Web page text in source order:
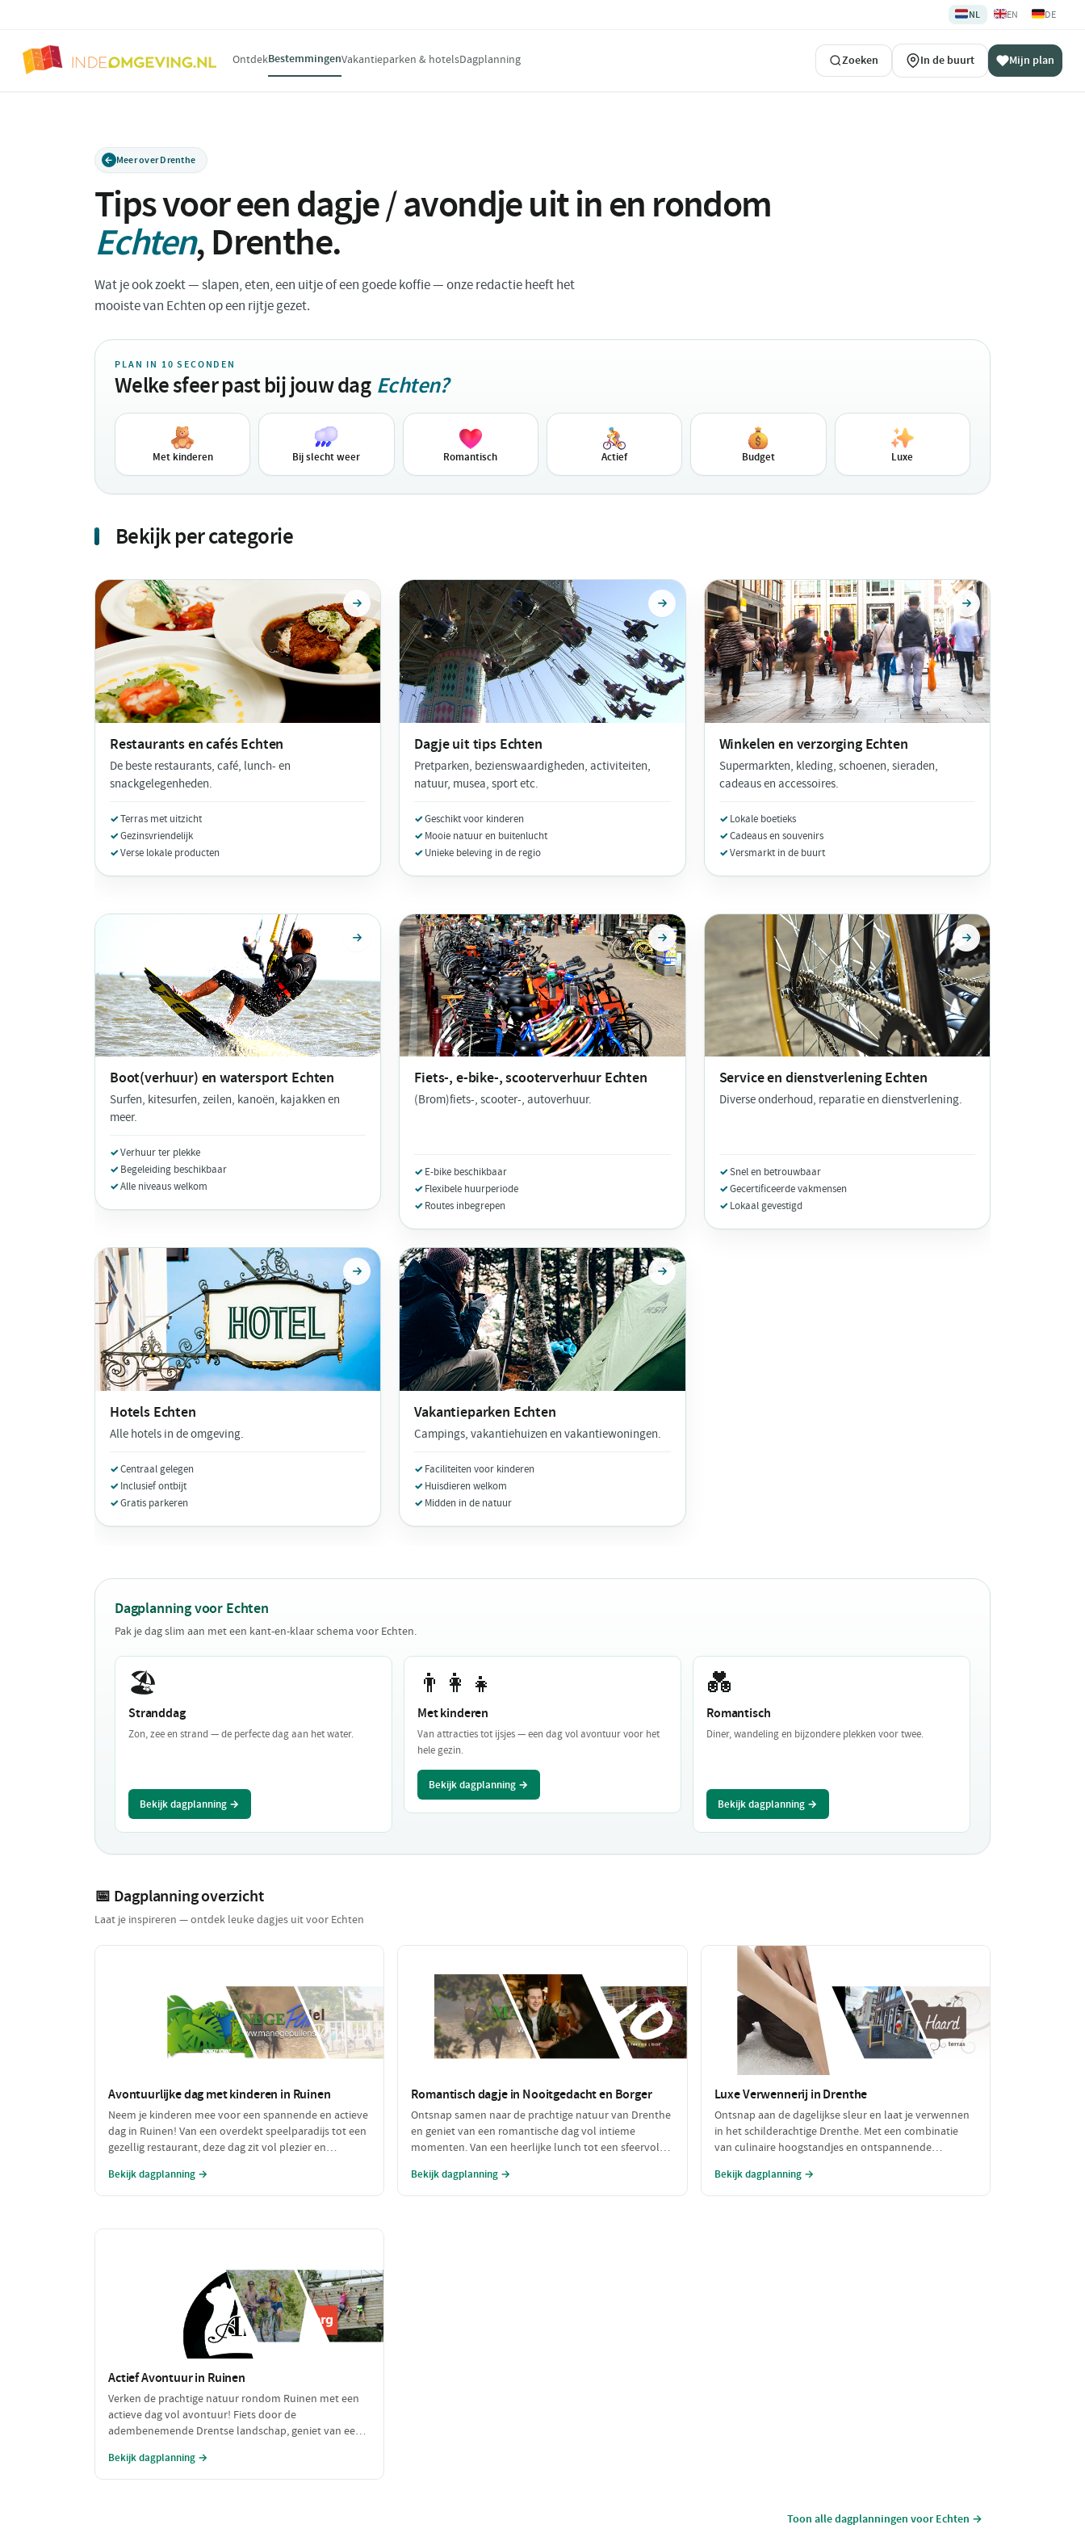
🇳🇱NL 🇬🇧EN 🇩🇪DE
OntdekBestemmingenVakantieparken & hotelsDagplanning Zoeken In de buurt Mijn plan
Meer over Drenthe
Tips voor een dagje / avondje uit in en rondom
Echten,Drenthe.
Wat je ook zoekt — slapen, eten, een uitje of een goede koffie — onze redactie heeft het
mooiste van Echten op een rijtje gezet.
PLAN IN 10 SECONDEN
Welke sfeer past bij jouw dag Echten?
Met kinderen Bij slecht weer Romantisch Actief Budget Luxe
Bekijk per categorie
Restaurants en cafésEchten
De beste restaurants, café, lunch- en
snackgelegenheden.
Terras met uitzicht
Gezinsvriendelijk
Verse lokale producten
Dagje uit tips Echten
Pretparken, bezienswaardigheden, activiteiten,
natuur, musea, sport etc.
Geschikt voor kinderen
Mooie natuur en buitenlucht
Unieke beleving in de regio
Winkelen en verzorging Echten
Supermarkten, kleding, schoenen, sieraden,
cadeaus en accessoires.
Lokale boetieks
Cadeaus en souvenirs
Versmarkt in de buurt
Boot(verhuur) en watersport Echten
Surfen, kitesurfen, zeilen, kanoën, kajakken en
meer.
Verhuur ter plekke
Begeleiding beschikbaar
Alle niveaus welkom
Fiets-, e-bike-, scooterverhuur Echten
(Brom)fiets-, scooter-, autoverhuur.
E-bike beschikbaar
Flexibele huurperiode
Routes inbegrepen
Service en dienstverlening Echten
Diverse onderhoud, reparatie en dienstverlening.
Snel en betrouwbaar
Gecertificeerde vakmensen
Lokaal gevestigd
Hotels Echten
Alle hotels in de omgeving.
Centraal gelegen
Inclusief ontbijt
Gratis parkeren
Vakantieparken Echten
Campings, vakantiehuizen en vakantiewoningen.
Faciliteiten voor kinderen
Huisdieren welkom
Midden in de natuur
Dagplanning voor Echten
Pak je dag slim aan met een kant-en-klaar schema voor Echten.
🏖️
Stranddag
Zon, zee en strand — de perfecte dag aan het water.
Bekijk dagplanning →
👨‍👩‍👧
Met kinderen
Van attracties tot ijsjes — een dag vol avontuur voor het
hele gezin.
Bekijk dagplanning →
💑
Romantisch
Diner, wandeling en bijzondere plekken voor twee.
Bekijk dagplanning →
📅 Dagplanning overzicht
Laat je inspireren — ontdek leuke dagjes uit voor Echten
Avontuurlijke dag met kinderen in Ruinen
Neem je kinderen mee voor een spannende en actieve
dag in Ruinen! Van een overdekt speelparadijs tot een
gezellig restaurant, deze dag zit vol plezier en
herinneringen willen maken!
Bekijk dagplanning →
Romantisch dagje in Nooitgedacht en Borger
Ontsnap samen naar de prachtige natuur van Drenthe
en geniet van een romantische dag vol intieme
momenten. Van een heerlijke lunch tot een sfeervol
naar verbinding en verwondering.
Bekijk dagplanning →
Luxe Verwennerij in Drenthe
Ontsnap aan de dagelijkse sleur en laat je verwennen
in het schilderachtige Drenthe. Met een combinatie
van culinaire hoogstandjes en ontspannende
gelegenheid om jezelf en je dierbaren in de watten te
Bekijk dagplanning →
Actief Avontuur in Ruinen
Verken de prachtige natuur rondom Ruinen met een
actieve dag vol avontuur! Fiets door de
adembenemende Drentse landschap, geniet van een
heerlijke maaltijd. Perfect voor avontuurlijke zielen!
Bekijk dagplanning →
Toon alle dagplanningen voor Echten →